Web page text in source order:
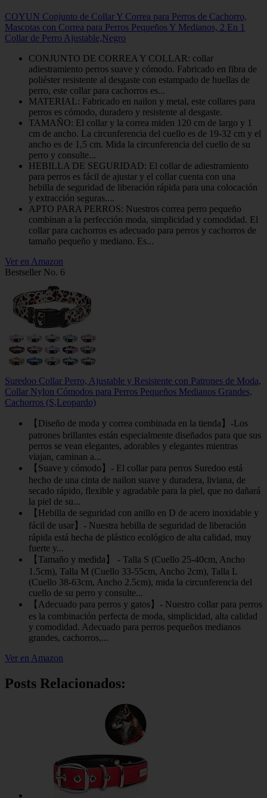
COYUN Conjunto de Collar Y Correa para Perros de Cachorro,
Mascotas con Correa para Perros Pequeños Y Medianos, 2 En 1
Collar de Perro Ajustable,Negro
CONJUNTO DE CORREA Y COLLAR: collar
adiestramiento perros suave y cómodo. Fabricado en fibra de
poliéster resistente al desgaste con estampado de huellas de
perro, este collar para cachorros es...
MATERIAL: Fabricado en nailon y metal, este collares para
perros es cómodo, duradero y resistente al desgaste.
TAMAÑO: El collar y la correa miden 120 cm de largo y 1
cm de ancho. La circunferencia del cuello es de 19-32 cm y el
ancho es de 1,5 cm. Mida la circunferencia del cuello de su
perro y consulte...
HEBILLA DE SEGURIDAD: El collar de adiestramiento
para perros es fácil de ajustar y el collar cuenta con una
hebilla de seguridad de liberación rápida para una colocación
y extracción seguras....
APTO PARA PERROS: Nuestros correa perro pequeño
combinan a la perfección moda, simplicidad y comodidad. El
collar para cachorros es adecuado para perros y cachorros de
tamaño pequeño y mediano. Es...
Ver en Amazon
Bestseller No. 6
Suredoo Collar Perro, Ajustable y Resistente con Patrones de Moda,
Collar Nylon Cómodos para Perros Pequeños Medianos Grandes,
Cachorros (S,Leopardo)
【Diseño de moda y correa combinada en la tienda】-Los
patrones brillantes están especialmente diseñados para que sus
perros se vean elegantes, adorables y elegantes mientras
viajan, caminan a...
【Suave y cómodo】- El collar para perros Suredoo está
hecho de una cinta de nailon suave y duradera, liviana, de
secado rápido, flexible y agradable para la piel, que no dañará
la piel de su...
【Hebilla de seguridad con anillo en D de acero inoxidable y
fácil de usar】- Nuestra hebilla de seguridad de liberación
rápida está hecha de plástico ecológico de alta calidad, muy
fuerte y...
【Tamaño y medida】 - Talla S (Cuello 25-40cm, Ancho
1.5cm), Talla M (Cuello 33-55cm, Ancho 2cm), Talla L
(Cuello 38-63cm, Ancho 2.5cm), mida la circunferencia del
cuello de su perro y consulte...
【Adecuado para perros y gatos】- Nuestro collar para perros
es la combinación perfecta de moda, simplicidad, alta calidad
y comodidad. Adecuado para perros pequeños medianos
grandes, cachorros,...
Ver en Amazon
Posts Relacionados: